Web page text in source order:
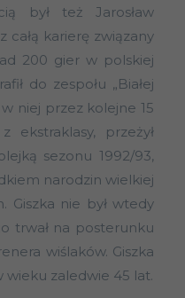
był też Jarosław
całą karierę związany
200 gier w polskiej
do zespołu „Białej
niej przez kolejne 15
ekstraklasy, przeżył
sezonu 1992/93,
narodzin wielkiej
Giszka nie był wtedy
trwał na posterunku
wiślaków. Giszka
wieku zaledwie 45 lat.